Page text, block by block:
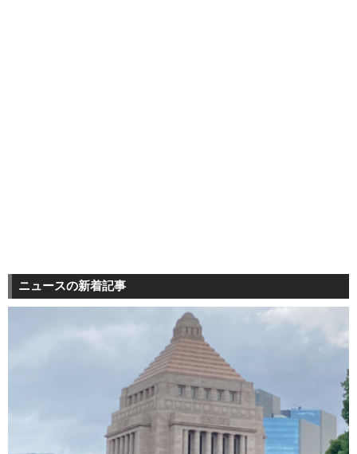
ニュースの新着記事